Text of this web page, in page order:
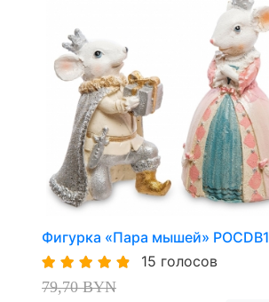
Фигурка «Пара мышей» POCDB1
15 голосов
79,70 BYN